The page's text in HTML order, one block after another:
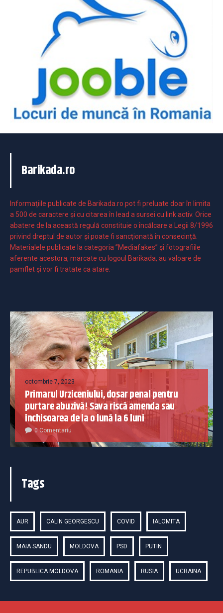
Barikada.ro
Informaţiile publicate de Barikada.ro pot fi preluate doar în limita
a 500 de caractere şi cu citarea în lead a sursei cu link activ. Orice
abatere de la această regulă constituie o încălcare a Legii 8/1996
privind dreptul de autor și poate fi sancționată în consecință.
Materialele publicate la categoria ”Mediafakes” și fotografiile
aferente acestora, marcate cu logoul Barikada, au valoare de
pamflet și vor fi tratate ca atare.
octombrie 7, 2023
Primarul Urziceniului, dosar penal pentru
purtare abuzivă! Sava riscă amenda sau
închisoarea de la o lună la 6 luni
0 Comentariu
Tags
AUR CALIN GEORGESCU COVID IALOMITA
MAIA SANDU MOLDOVA PSD PUTIN
REPUBLICA MOLDOVA ROMANIA RUSIA UCRAINA